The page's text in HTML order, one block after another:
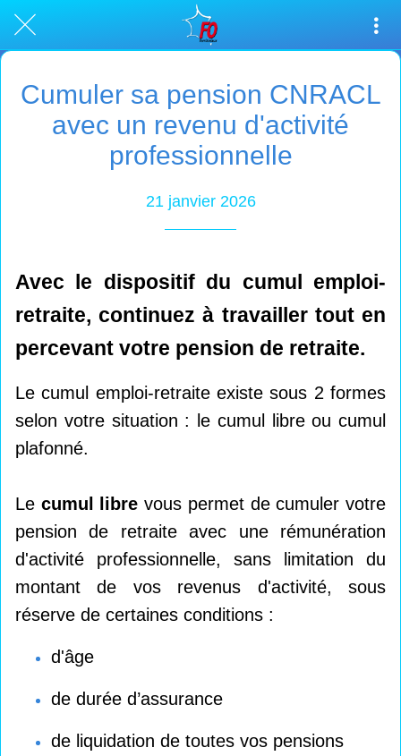
Cumuler sa pension CNRACL
avec un revenu d'activité
professionnelle
21 janvier 2026
Avec le dispositif du cumul emploi-
retraite, continuez à travailler tout en
percevant votre pension de retraite.
Le cumul emploi-retraite existe sous 2 formes
selon votre situation : le cumul libre ou cumul
plafonné.
Le cumul librevous permet de cumuler votre
pension de retraite avec une rémunération
d'activité professionnelle, sans limitation du
montant de vos revenus d'activité, sous
réserve de certaines conditions :
d'âge
de durée d’assurance
de liquidation de toutes vos pensions